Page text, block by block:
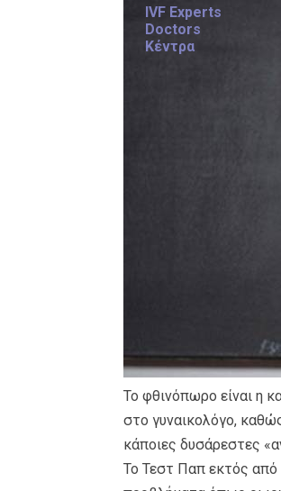
IVF Experts
Doctors
Κέντρα
Το φθινόπωρο είναι η
στο γυναικολόγο,
κάποιες δυσάρεστες
Το Τεστ Παπ εκτός από